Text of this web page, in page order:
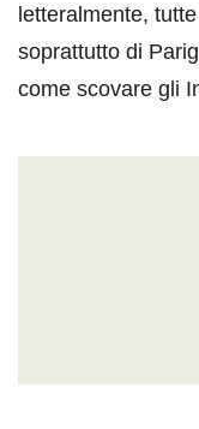
letteralmente,
soprattutto di
come scovare gli